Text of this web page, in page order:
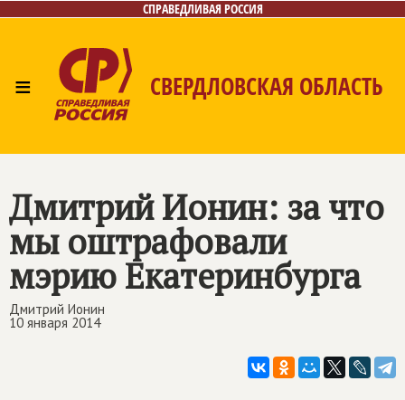
СПРАВЕДЛИВАЯ РОССИЯ
≡ СВЕРДЛОВСКАЯ ОБЛАСТЬ
Контакты
Дмитрий Ионин: за что
мы оштрафовали
мэрию Екатеринбурга
Дмитрий Ионин
10 января 2014